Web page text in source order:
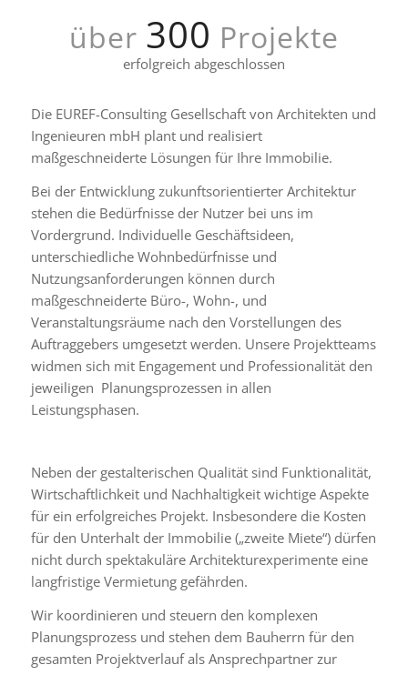
über 300 Projekte
erfolgreich abgeschlossen
Die EUREF-Consulting Gesellschaft von Architekten und
Ingenieuren mbH plant und realisiert
maßgeschneiderte Lösungen für Ihre Immobilie.
Bei der Entwicklung zukunftsorientierter Architektur
stehen die Bedürfnisse der Nutzer bei uns im
Vordergrund. Individuelle Geschäftsideen,
unterschiedliche Wohnbedürfnisse und
Nutzungsanforderungen können durch
maßgeschneiderte Büro-, Wohn-, und
Veranstaltungsräume nach den Vorstellungen des
Auftraggebers umgesetzt werden. Unsere Projektteams
widmen sich mit Engagement und Professionalität den
jeweiligen Planungsprozessen in allen
Leistungsphasen.
Neben der gestalterischen Qualität sind Funktionalität,
Wirtschaftlichkeit und Nachhaltigkeit wichtige Aspekte
für ein erfolgreiches Projekt. Insbesondere die Kosten
für den Unterhalt der Immobilie („zweite Miete“) dürfen
nicht durch spektakuläre Architekturexperimente eine
langfristige Vermietung gefährden.
Wir koordinieren und steuern den komplexen
Planungsprozess und stehen dem Bauherrn für den
gesamten Projektverlauf als Ansprechpartner zur